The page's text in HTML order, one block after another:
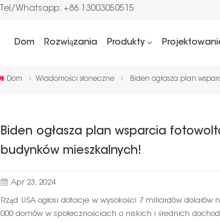
Tel/Whatsapp: +86 13003050515
Dom Rozwiązania Produkty
Dom Wiadomości słoneczne Biden ogłasza plan
Biden ogłasza plan wsparcia
budynków mieszkalnych!
Apr 23, 2024
Rząd USA ogłosi dotacje w wysokości 7 miliardów dolarów
000 domów w społecznościach o niskich i średnich